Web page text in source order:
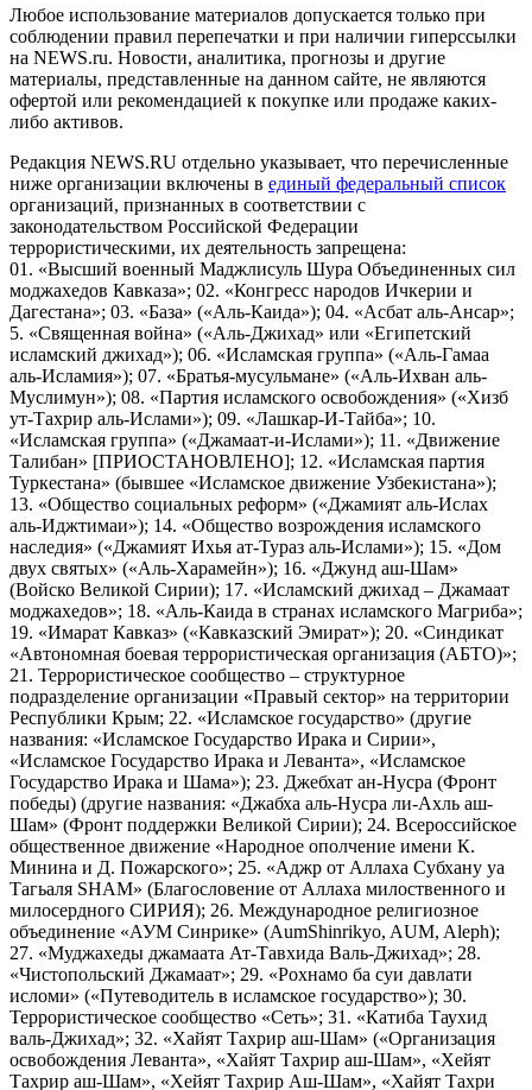
Любое использование материалов допускается только при
соблюдении правил перепечатки и при наличии гиперссылки
на NEWS.ru. Новости, аналитика, прогнозы и другие
материалы, представленные на данном сайте, не являются
офертой или рекомендацией к покупке или продаже каких-
либо активов.
Редакция NEWS.RU отдельно указывает, что перечисленные
ниже организации включены в единый федеральный список
организаций, признанных в соответствии с
законодательством Российской Федерации
террористическими, их деятельность запрещена:
01. «Высший военный Маджлисуль Шура Объединенных сил
моджахедов Кавказа»; 02. «Конгресс народов Ичкерии и
Дагестана»; 03. «База» («Аль-Каида»); 04. «Асбат аль-Ансар»;
5. «Священная война» («Аль-Джихад» или «Египетский
исламский джихад»); 06. «Исламская группа» («Аль-Гамаа
аль-Исламия»); 07. «Братья-мусульмане» («Аль-Ихван аль-
Муслимун»); 08. «Партия исламского освобождения» («Хизб
ут-Тахрир аль-Ислами»); 09. «Лашкар-И-Тайба»; 10.
«Исламская группа» («Джамаат-и-Ислами»); 11. «Движение
Талибан» [ПРИОСТАНОВЛЕНО]; 12. «Исламская партия
Туркестана» (бывшее «Исламское движение Узбекистана»);
13. «Общество социальных реформ» («Джамият аль-Ислах
аль-Иджтимаи»); 14. «Общество возрождения исламского
наследия» («Джамият Ихья ат-Тураз аль-Ислами»); 15. «Дом
двух святых» («Аль-Харамейн»); 16. «Джунд аш-Шам»
(Войско Великой Сирии); 17. «Исламский джихад – Джамаат
моджахедов»; 18. «Аль-Каида в странах исламского Магриба»;
19. «Имарат Кавказ» («Кавказский Эмират»); 20. «Синдикат
«Автономная боевая террористическая организация (АБТО)»;
21. Террористическое сообщество – структурное
подразделение организации «Правый сектор» на территории
Республики Крым; 22. «Исламское государство» (другие
названия: «Исламское Государство Ирака и Сирии»,
«Исламское Государство Ирака и Леванта», «Исламское
Государство Ирака и Шама»); 23. Джебхат ан-Нусра (Фронт
победы) (другие названия: «Джабха аль-Нусра ли-Ахль аш-
Шам» (Фронт поддержки Великой Сирии); 24. Всероссийское
общественное движение «Народное ополчение имени К.
Минина и Д. Пожарского»; 25. «Аджр от Аллаха Субхану уа
Тагьаля SHAM» (Благословение от Аллаха милоственного и
милосердного СИРИЯ); 26. Международное религиозное
объединение «АУМ Синрике» (AumShinrikyo, AUM, Aleph);
27. «Муджахеды джамаата Ат-Тавхида Валь-Джихад»; 28.
«Чистопольский Джамаат»; 29. «Рохнамо ба суи давлати
исломи» («Путеводитель в исламское государство»); 30.
Террористическое сообщество «Сеть»; 31. «Катиба Таухид
валь-Джихад»; 32. «Хайят Тахрир аш-Шам» («Организация
освобождения Леванта», «Хайят Тахрир аш-Шам», «Хейят
Тахрир аш-Шам», «Хейят Тахрир Аш-Шам», «Хайят Тахри